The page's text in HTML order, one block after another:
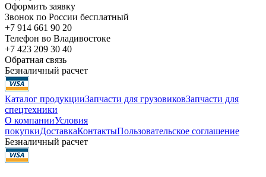
Оформить заявку
Звонок по России бесплатный
+7 914 661 90 20
Телефон во Владивостоке
+7 423 209 30 40
Обратная связь
Безналичный расчет
Каталог продукцииЗапчасти для грузовиковЗапчасти для
спецтехники
О компанииУсловия
покупкиДоставкаКонтактыПользовательское соглашение
Безналичный расчет